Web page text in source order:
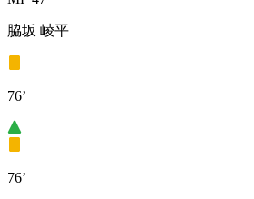
脇坂 崚平
76’
76’